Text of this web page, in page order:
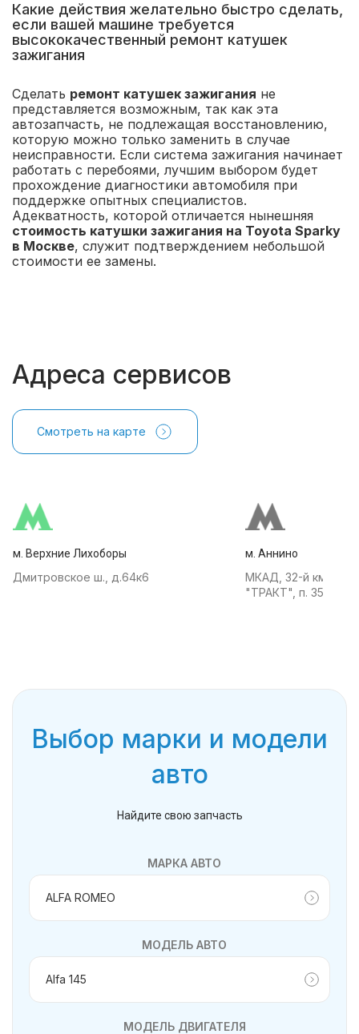
Какие действия желательно быстро сделать,
если вашей машине требуется
высококачественный ремонт катушек
зажигания
Сделать ремонт катушек зажигания не
представляется возможным, так как эта
автозапчасть, не подлежащая восстановлению,
которую можно только заменить в случае
неисправности. Если система зажигания начинает
работать с перебоями, лучшим выбором будет
прохождение диагностики автомобиля при
поддержке опытных специалистов.
Адекватность, которой отличается нынешняя
стоимость катушки зажигания на Toyota Sparky
в Москве, служит подтверждением небольшой
стоимости ее замены.
Адреса сервисов
Смотреть на карте
м. Верхние Лихоборы
Дмитровское ш., д.64к6
м. Аннино
МКАД, 32-й км, АТК
"ТРАКТ", п. 35
Выбор марки и модели
авто
Найдите свою запчасть
МАРКА АВТО
МОДЕЛЬ АВТО
МОДЕЛЬ ДВИГАТЕЛЯ